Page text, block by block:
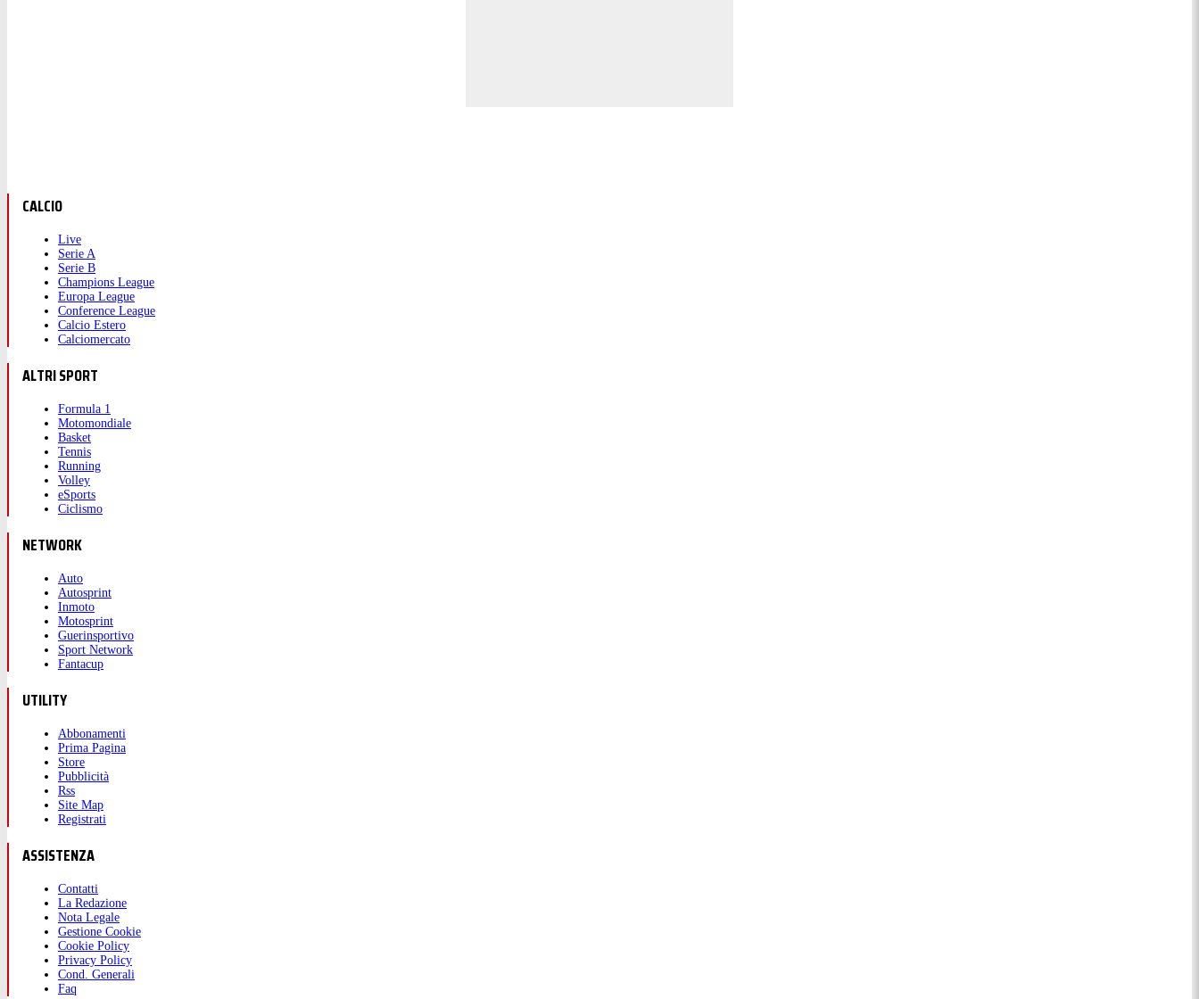
CALCIO
Live
Serie A
Serie B
Champions League
Europa League
Conference League
Calcio Estero
Calciomercato
ALTRI SPORT
Formula 1
Motomondiale
Basket
Tennis
Running
Volley
eSports
Ciclismo
NETWORK
Auto
Autosprint
Inmoto
Motosprint
Guerinsportivo
Sport Network
Fantacup
UTILITY
Abbonamenti
Prima Pagina
Store
Pubblicità
Rss
Site Map
Registrati
ASSISTENZA
Contatti
La Redazione
Nota Legale
Gestione Cookie
Cookie Policy
Privacy Policy
Cond. Generali
Faq